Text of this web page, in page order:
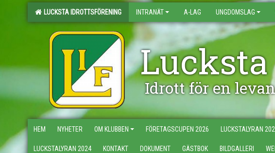
LUCKSTA IDROTTSFÖRENING INTRANÄT A-LAG UNGDOMSLAG
Idrott för en
HEM NYHETER OM KLUBBEN FÖRETAGSCUPEN 2026 LUCKSTALYRAN
LUCKSTALYRAN 2024 KONTAKT DOKUMENT GÄSTBOK BILDGALLERI